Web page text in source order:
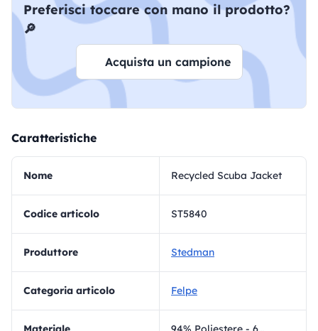
Preferisci toccare con mano il prodotto?
🔎
Acquista un campione
Caratteristiche
Nome Recycled Scuba Jacket
Codice articolo ST5840
Produttore Stedman
Categoria articolo Felpe